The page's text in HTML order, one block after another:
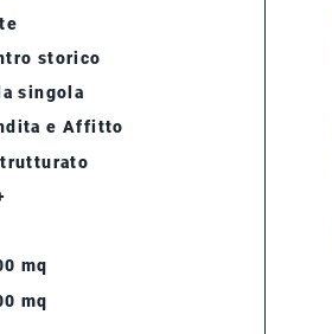
storico
singola
e Affitto
mq
mq